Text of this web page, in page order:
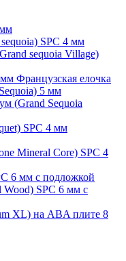
SPC 4 мм
sequoia Village)
Французская елочка
5 мм
(Grand Sequoia
SPC 4 мм
Mineral Core) SPC 4
6 мм с подложкой
Wood) SPC 6 мм с
XL) на ABA плите 8